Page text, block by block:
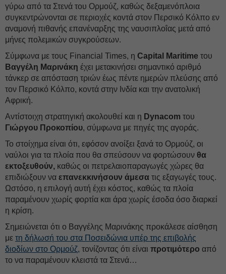
γύρω από τα Στενά του Ορμούζ, καθώς δεξαμενόπλοια
συγκεντρώνονται σε περιοχές κοντά στον Περσικό Κόλπο εν
αναμονή πιθανής επανέναρξης της ναυσιπλοΐας μετά από
μήνες πολεμικών συγκρούσεων.
Σύμφωνα με τους Financial Times, η Capital Maritime του
Βαγγέλη Μαρινάκη έχει μετακινήσει σημαντικό αριθμό
τάνκερ σε απόσταση τριών έως πέντε ημερών πλεύσης από
τον Περσικό Κόλπο, κοντά στην Ινδία και την ανατολική
Αφρική.
Αντίστοιχη στρατηγική ακολουθεί και η Dynacom του
Γιώργου Προκοπίου, σύμφωνα με πηγές της αγοράς.
Το στοίχημα είναι ότι, εφόσον ανοίξει ξανά το Ορμούζ, οι
ναύλοι για τα πλοία που θα σπεύσουν να φορτώσουν θα
εκτοξευθούν, καθώς οι πετρελαιοπαραγωγές χώρες θα
επιδιώξουν να επανεκκινήσουν άμεσα τις εξαγωγές τους.
Ωστόσο, η επιλογή αυτή έχει κόστος, καθώς τα πλοία
παραμένουν χωρίς φορτία και άρα χωρίς έσοδα όσο διαρκεί
η κρίση.
Σημειώνεται ότι ο Βαγγέλης Μαρινάκης προκάλεσε αίσθηση
με τη δήλωσή του στα Ποσειδώνια υπέρ της επιβολής
διοδίων στο Ορμούζ, τονίζοντας ότι είναι προτιμότερο από
το να παραμένουν κλειστά τα Στενά…